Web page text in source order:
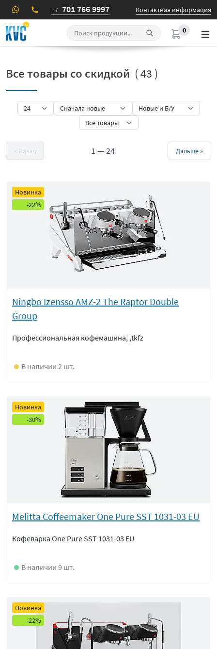
+7 701 766 9997 Контактная информация
0
Все товары со скидкой ( 43 )
« Назад 1 —24 Дальше »
Новинка
-22%
Ningbo Izensso AMZ-2 The Raptor Double
Group
Профессиональная кофемашина, ,tkfz
В наличии 2 шт.
Новинка
-30%
Melitta Coffeemaker One Pure SST 1031-03 EU
Кофеварка One Pure SST 1031-03 EU
В наличии 9 шт.
Новинка
-22%